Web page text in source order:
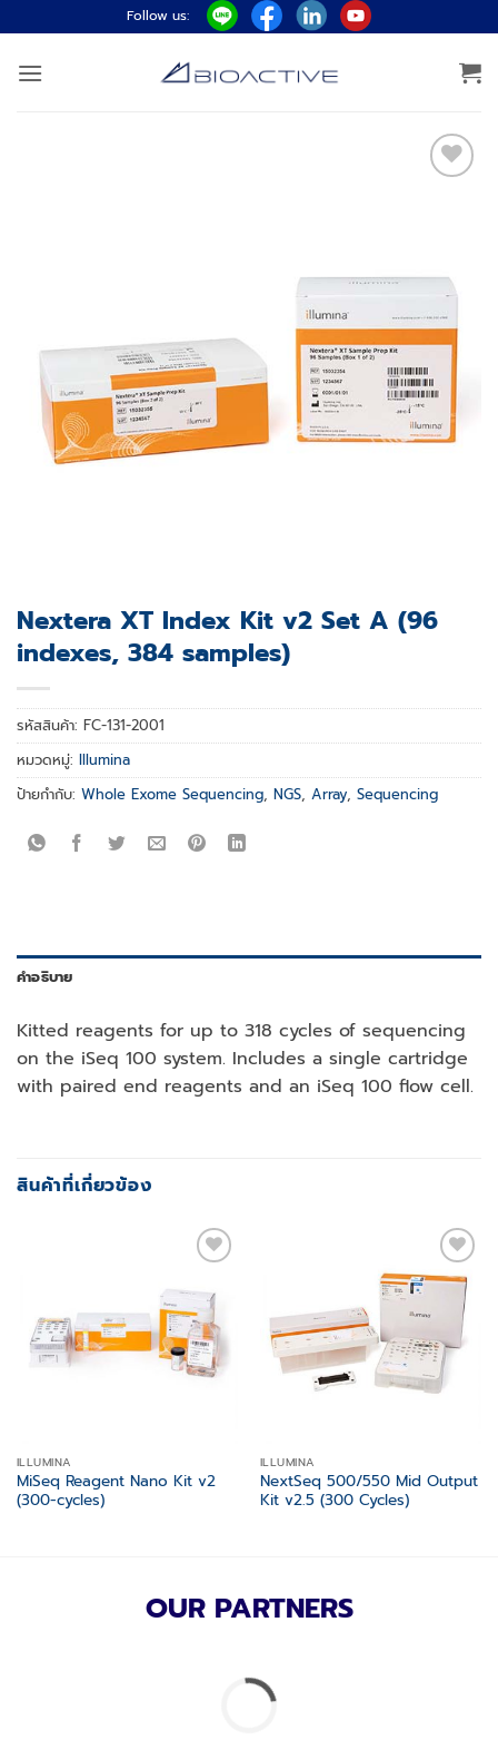
ไป
ยัง
Follow us:
Nextera XT Index Kit v2 Set A (96
indexes, 384 samples)
รหัสสินค้า: FC-131-2001
หมวดหมู่: Illumina
ป้ายกำกับ: Whole Exome Sequencing, NGS, Array, Sequencing
คำอธิบาย
Kitted reagents for up to 318 cycles of sequencing
on the iSeq 100 system. Includes a single cartridge
with paired end reagents and an iSeq 100 flow cell.
สินค้าที่เกี่ยวข้อง
wishlist
ILLUMINA
MiSeq Reagent Nano Kit v2
(300-cycles)
Add to
wishlist
ILLUMINA
NextSeq 500/550 Mid Output
Kit v2.5 (300 Cycles)
OUR PARTNERS